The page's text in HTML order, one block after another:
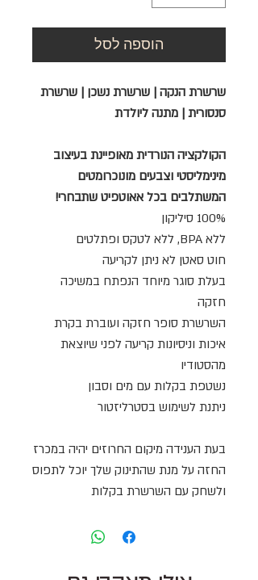
הוספה לסל
שרשרת הנקה | שרשרת נשכן | שרשרת
סנסורית | מתנה ליולדת
הקולקציה הנורדית מאופיינת בעיצוב
מינימליסטי וצבעים מונוכרומטים
המשתלבים בכל אאוטפיט שתבחרי!
100% סיליקון
ללא BPA, ללא לטקס ופתלטים
חוט סאטן לא ניתן לקריעה
בעלת סוגר מיוחד הנפתח במשיכה
חזקה
השרשרת סופר חזקה ועוברת בקרת
איכות וניסיונות קריעה לפני שיוצאת
מהסטודיו
נשטפת בקלות עם מים וסבון
ניתנת לשימוש בסטרליזטור
בעת הענידה מיקום החרוזים יהיה במכרז
החזה על מנת שהתינוק שלך יוכל לתפוס
ולשחק עם השרשרת בקלות